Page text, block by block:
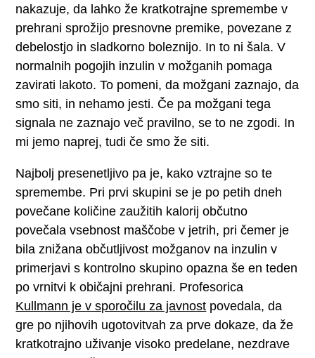
nakazuje, da lahko že kratkotrajne spremembe v
prehrani sprožijo presnovne premike, povezane z
debelostjo in sladkorno boleznijo. In to ni šala. V
normalnih pogojih inzulin v možganih pomaga
zavirati lakoto. To pomeni, da možgani zaznajo, da
smo siti, in nehamo jesti. Če pa možgani tega
signala ne zaznajo več pravilno, se to ne zgodi. In
mi jemo naprej, tudi če smo že siti.
Najbolj presenetljivo pa je, kako vztrajne so te
spremembe. Pri prvi skupini se je po petih dneh
povečane količine zaužitih kalorij občutno
povečala vsebnost maščobe v jetrih, pri čemer je
bila znižana občutljivost možganov na inzulin v
primerjavi s kontrolno skupino opazna še en teden
po vrnitvi k običajni prehrani. Profesorica
Kullmann je v sporočilu za javnost povedala, da
gre po njihovih ugotovitvah za prve dokaze, da že
kratkotrajno uživanje visoko predelane, nezdrave